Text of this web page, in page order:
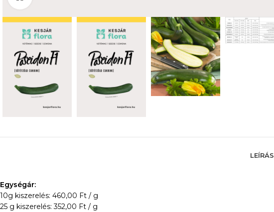
LEÍRÁS
Egységár:
10g kiszerelés: 460,00 Ft / g
25 g kiszerelés: 352,00 Ft / g